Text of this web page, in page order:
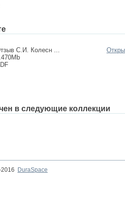
С.И. Колесн ...
в следующие коллекции
DuraSpace